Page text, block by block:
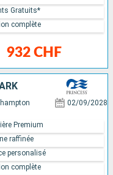
932 CHF
Gratuits*
complète
02/09/2028
Premium
raffinée
personalisé
complète